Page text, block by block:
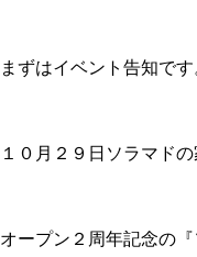
まずはイベント告知です
１０月２９日ソラマド
オープン２周年記念の